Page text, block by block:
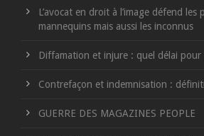
L’avocat en droit à l’image défend les
mannequins mais aussi les inconnus
Diffamation et injure : quel délai pour
Contrefaçon et indemnisation :
GUERRE DES MAGAZINES PEOPLE